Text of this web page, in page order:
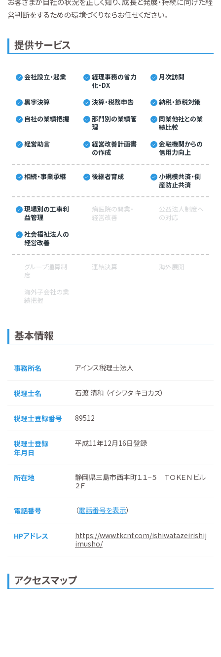
営判断をするための環境づくりならお任せください。
提供サービス
会社設立・起業
経理事務の省力
化・DX
月次訪問
黒字決算 決算・税務申告
納税・節税対策
自社の業績把握
部門別の業績管
理
同業他社との業
績比較
経営助言
経営改善計画書
の作成
金融機関からの
信用力向上
相続・事業承継 後継者育成
小規模共済・倒
産防止共済
現場別の工事利
益管理
病医院の開業・
経営改善
公益法人制度へ
の対応
社会福祉法人の
経営改善
グループ通算制
度
連結決算 海外展開
海外子会社の業
績把握
基本情報
事務所名 アインス税理士法人
税理士名 石渡 清和 （イシワタ キヨカズ）
税理士登録番号 89512
税理士登録
年月日
平成11年12月16日登録
所在地
静岡県三島市西本町１１−５ ＴＯＫＥＮビル
２Ｆ
電話番号 （電話番号を表示）
HPアドレス
https://www.tkcnf.com/ishiwatazeirishij
imusho/
アクセスマップ